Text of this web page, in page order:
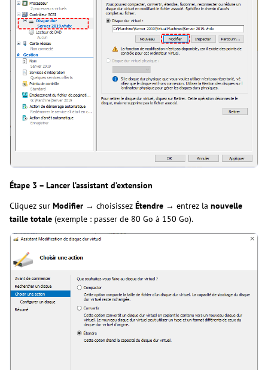
Étape 3 – Lancer l’assistant d’extension
Cliquez sur Modifier → choisissez Étendre → entrez la nouvelle
taille totale (exemple : passer de 80 Go à 150 Go).